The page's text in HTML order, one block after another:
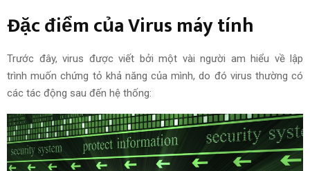
Đặc điểm của Virus máy tính
Trước đây, virus được viết bởi một vài người am hiểu về lập
trìnhmuốn chứng tỏ khả năng của mình,do đó virus thường có
các tác động sau đến hệ thống: